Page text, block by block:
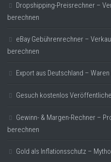
Dropshipping-Preisrechner –
berechnen
eBay Gebührenrechner –
berechnen
Export aus Deutschland –
Gesuch kostenlos
Gewinn- & Margen-Rechner –
berechnen
Gold als Inflationsschutz –